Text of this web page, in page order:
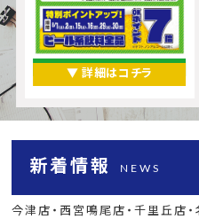
▼ 詳細はコチラ
新着情報 NEWS
今津店・西宮鳴尾店・千里丘店